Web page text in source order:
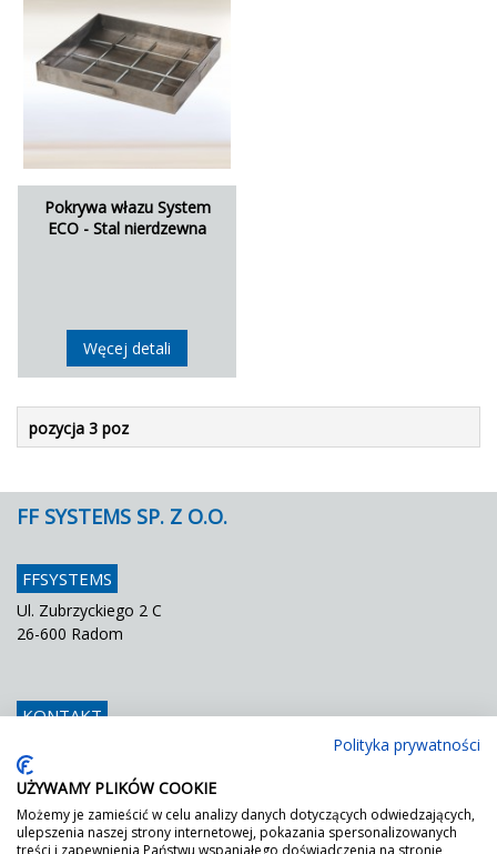
Pokrywa włazu System
ECO - Stal nierdzewna
Węcej detali
pozycja 3 poz
FF SYSTEMS SP. Z O.O.
FFSYSTEMS
Ul. Zubrzyckiego 2 C
26-600 Radom
KONTAKT
Fax
E mail
info@ffsystems.pl
Polityka prywatności
UŻYWAMY PLIKÓW COOKIE
Możemy je zamieścić w celu analizy danych dotyczących odwiedzających,
ulepszenia naszej strony internetowej, pokazania spersonalizowanych
treści i zapewnienia Państwu wspaniałego doświadczenia na stronie